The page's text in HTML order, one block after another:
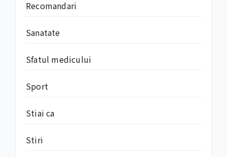
Recomandari
Sanatate
Sfatul medicului
Sport
Stiai ca
Stiri